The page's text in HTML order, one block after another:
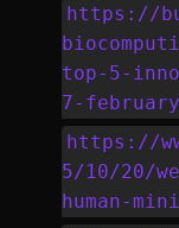
https://
top-5-
7-
https://
5/10/20/
human-